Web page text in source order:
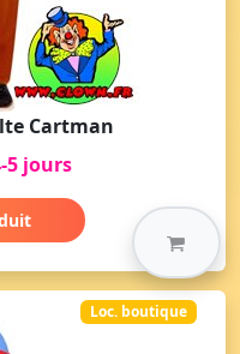
Cartman
5 jours
Loc. boutique